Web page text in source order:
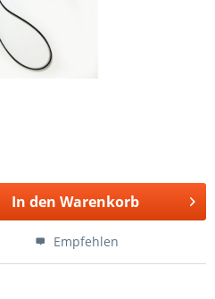
In den Warenkorb
Empfehlen